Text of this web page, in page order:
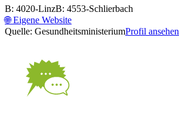
B: 4020-LinzB: 4553-Schlierbach
🌐Eigene Website
Quelle: GesundheitsministeriumProfil ansehen